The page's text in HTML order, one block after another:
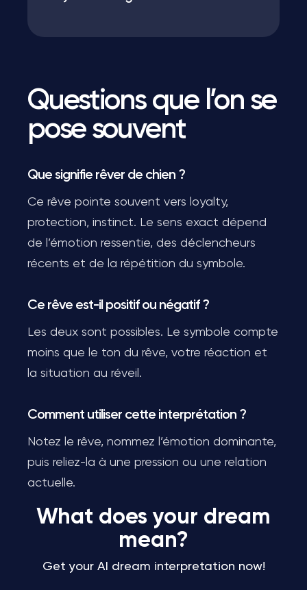
Questions que l’on se
pose souvent
Que signifie rêver de chien ?
Ce rêve pointe souvent vers loyalty,
protection, instinct. Le sens exact dépend
de l’émotion ressentie, des déclencheurs
récents et de la répétition du symbole.
Ce rêve est-il positif ou négatif ?
Les deux sont possibles. Le symbole compte
moins que le ton du rêve, votre réaction et
la situation au réveil.
Comment utiliser cette interprétation ?
Notez le rêve, nommez l’émotion dominante,
puis reliez-la à une pression ou une relation
actuelle.
What does your dream
mean?
Get your AI dream interpretation now!